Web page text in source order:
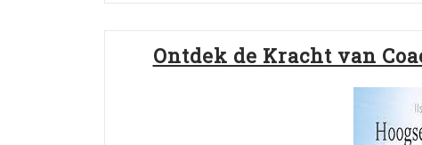
Ontdek de Kracht van